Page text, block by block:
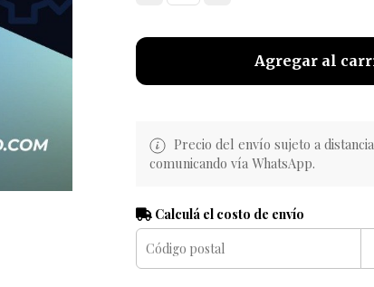
Agregar al
Precio del envío sujeto a
comunicando vía WhatsApp.
Calculá el costo de envío